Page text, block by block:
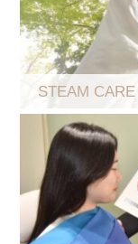
STEAM CARE